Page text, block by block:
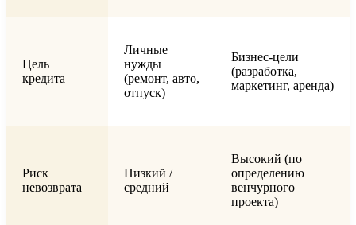
Цель
кредита
Личные
нужды
(ремонт, авто,
отпуск)
Бизнес-цели
(разработка,
маркетинг, аренда)
Риск
невозврата
Низкий /
средний
Высокий (по
определению
венчурного
проекта)